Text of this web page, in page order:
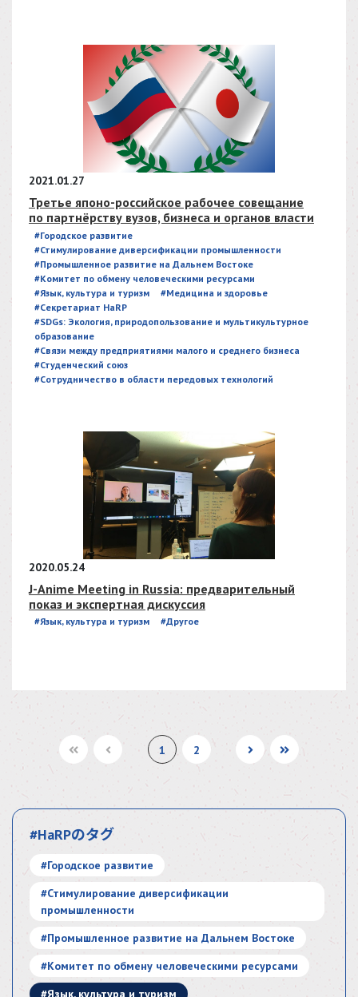
2021.01.27
Третье японо-российское рабочее совещание
по партнёрству вузов, бизнеса и органов власти
#Городское развитие
#Стимулирование диверсификации промышленности
#Промышленное развитие на Дальнем Востоке
#Комитет по обмену человеческими ресурсами
#Язык, культура и туризм
#Медицина и здоровье
#Секретариат HaRP
#SDGs: Экология, природопользование и мультикультурное
образование
#Связи между предприятиями малого и среднего бизнеса
#Студенческий союз
#Сотрудничество в области передовых технологий
2020.05.24
J-Anime Meeting in Russia: предварительный
показ и экспертная дискуссия
#Язык, культура и туризм #Другое
1 2
#HaRPのタグ
#Городское развитие
#Стимулирование диверсификации
промышленности
#Промышленное развитие на Дальнем Востоке
#Комитет по обмену человеческими ресурсами
#Язык, культура и туризм